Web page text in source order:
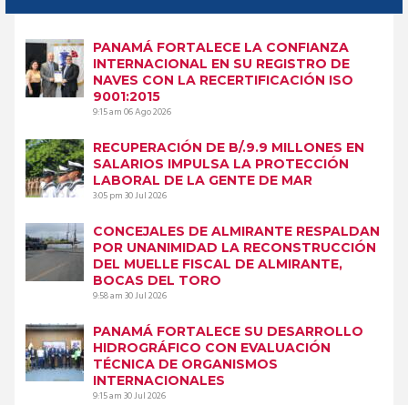
PANAMÁ FORTALECE LA CONFIANZA
INTERNACIONAL EN SU REGISTRO DE
NAVES CON LA RECERTIFICACIÓN ISO
9001:2015
9:15 am06 Ago 2026
RECUPERACIÓN DE B/.9.9 MILLONES EN
SALARIOS IMPULSA LA PROTECCIÓN
LABORAL DE LA GENTE DE MAR
3:05 pm30 Jul 2026
CONCEJALES DE ALMIRANTE RESPALDAN
POR UNANIMIDAD LA RECONSTRUCCIÓN
DEL MUELLE FISCAL DE ALMIRANTE,
BOCAS DEL TORO
9:58 am30 Jul 2026
PANAMÁ FORTALECE SU DESARROLLO
HIDROGRÁFICO CON EVALUACIÓN
TÉCNICA DE ORGANISMOS
INTERNACIONALES
9:15 am30 Jul 2026